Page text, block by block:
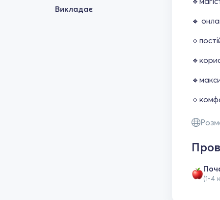
Викладає
🔹
(1-4